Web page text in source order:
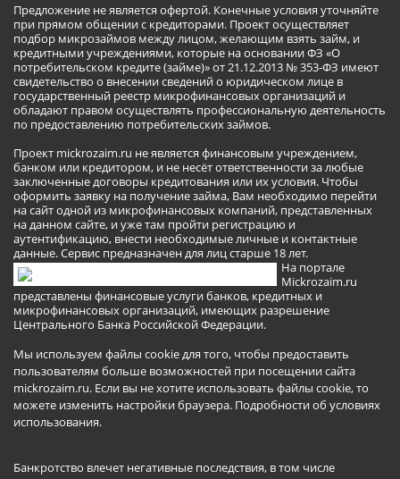
Предложение не является офертой. Конечные условия уточняйте
при прямом общении с кредиторами. Проект осуществляет
подбор микрозаймов между лицом, желающим взять займ, и
кредитными учреждениями, которые на основании ФЗ «О
потребительском кредите (займе)» от 21.12.2013 № 353-ФЗ имеют
свидетельство о внесении сведений о юридическом лице в
государственный реестр микрофинансовых организаций и
обладают правом осуществлять профессиональную деятельность
по предоставлению потребительских займов.
Проект mickrozaim.ru не является финансовым учреждением,
банком или кредитором, и не несёт ответственности за любые
заключенные договоры кредитования или их условия. Чтобы
оформить заявку на получение займа, Вам необходимо перейти
на сайт одной из микрофинансовых компаний, представленных
на данном сайте, и уже там пройти регистрацию и
аутентификацию, внести необходимые личные и контактные
данные. Сервис предназначен для лиц старше 18 лет.
На портале
Mickrozaim.ru
представлены финансовые услуги банков, кредитных и
микрофинансовых организаций, имеющих разрешение
Центрального Банка Российской Федерации.
Мы используем файлы cookie для того, чтобы предоставить
пользователям больше возможностей при посещении сайта
mickrozaim.ru. Если вы не хотите использовать файлы cookie, то
можете изменить настройки браузера. Подробности об условиях
использования.
Банкротство влечет негативные последствия, в том числе